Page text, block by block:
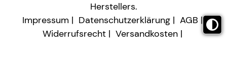
Herstellers.
Impressum
Datenschutzerklärung
AGB
Widerrufsrecht
Versandkosten